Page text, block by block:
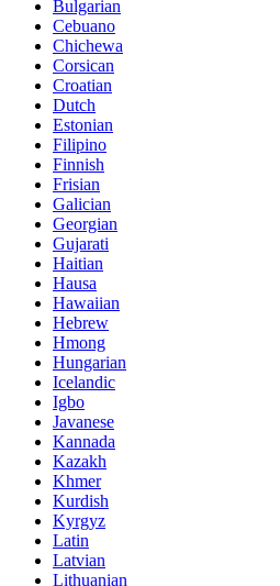
Bulgarian
Cebuano
Chichewa
Corsican
Croatian
Dutch
Estonian
Filipino
Finnish
Frisian
Galician
Georgian
Gujarati
Haitian
Hausa
Hawaiian
Hebrew
Hmong
Hungarian
Icelandic
Igbo
Javanese
Kannada
Kazakh
Khmer
Kurdish
Kyrgyz
Latin
Latvian
Lithuanian